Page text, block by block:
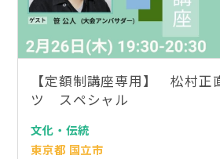
【定額制講座専用】 松村
ツ スペシャル
文化・伝統
東京都 国立市